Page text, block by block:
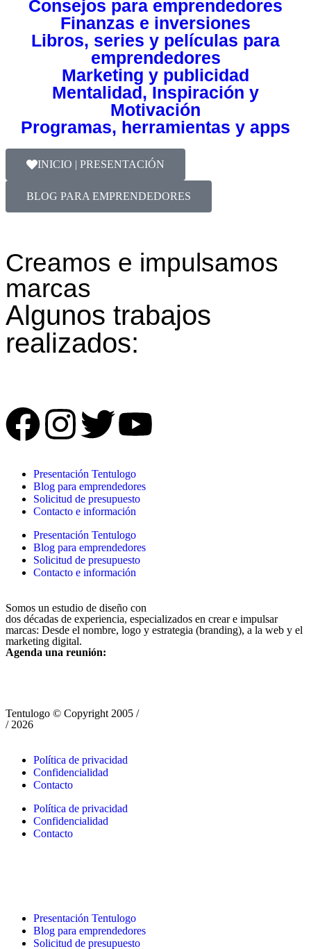
Consejos para emprendedores
Finanzas e inversiones
Libros, series y películas para
emprendedores
Marketing y publicidad
Mentalidad, Inspiración y
Motivación
Programas, herramientas y apps
INICIO | PRESENTACIÓN
BLOG PARA EMPRENDEDORES
Creamos e impulsamos
marcas
Algunos trabajos
realizados:
Presentación Tentulogo
Blog para emprendedores
Solicitud de presupuesto
Contacto e información
Presentación Tentulogo
Blog para emprendedores
Solicitud de presupuesto
Contacto e información
Somos un estudio de diseño con
dos décadas de experiencia, especializados en crear e impulsar
marcas: Desde el nombre, logo y estrategia (branding), a la web y el
marketing digital.
Agenda una reunión:
Tentulogo © Copyright 2005 /
/ 2026
Política de privacidad
Confidencialidad
Contacto
Política de privacidad
Confidencialidad
Contacto
Presentación Tentulogo
Blog para emprendedores
Solicitud de presupuesto